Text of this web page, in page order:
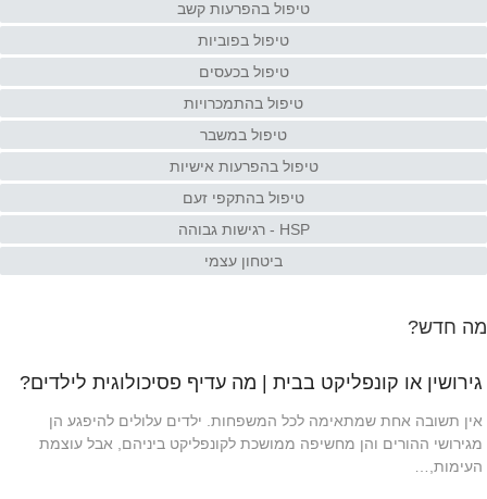
טיפול בהפרעות קשב
טיפול בפוביות
טיפול בכעסים
טיפול בהתמכרויות
טיפול במשבר
טיפול בהפרעות אישיות
טיפול בהתקפי זעם
HSP - רגישות גבוהה
ביטחון עצמי
מה חדש?
גירושין או קונפליקט בבית | מה עדיף פסיכולוגית לילדים?
אין תשובה אחת שמתאימה לכל המשפחות. ילדים עלולים להיפגע הן
מגירושי ההורים והן מחשיפה ממושכת לקונפליקט ביניהם, אבל עוצמת
העימות,…